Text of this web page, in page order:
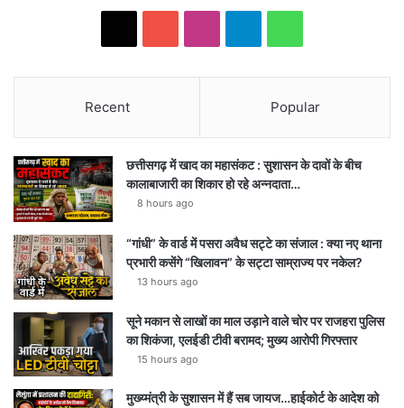
Recent Popular
छत्तीसगढ़ में खाद का महासंकट : सुशासन के दावों के बीच
कालाबाजारी का शिकार हो रहे अन्नदाता…
8 hours ago
“गांधी” के वार्ड में पसरा अवैध सट्टे का संजाल : क्या नए थाना
प्रभारी कसेंगे “खिलावन” के सट्टा साम्राज्य पर नकेल?
13 hours ago
सूने मकान से लाखों का माल उड़ाने वाले चोर पर राजहरा पुलिस
का शिकंजा, एलईडी टीवी बरामद; मुख्य आरोपी गिरफ्तार
15 hours ago
मुख्य्मंत्री के सुशासन में हैं सब जायज…हाईकोर्ट के आदेश को